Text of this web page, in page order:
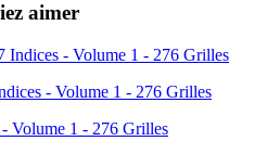
aimer
- Volume 1 - 276 Grilles